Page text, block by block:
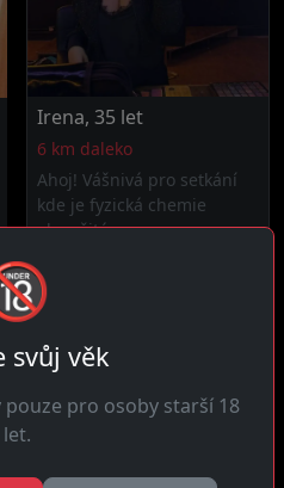
Irena, 35 let
6 km daleko
Ahoj! Vášnivá pro setkání
kde je fyzická chemie
okamžitá a...
svůj věk
pro osoby starší 18
let.